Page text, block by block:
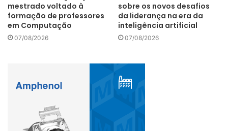
mestrado voltado à
formação de professores
em Computação
07/08/2026
sobre os novos desafios
da liderança na era da
inteligência artificial
07/08/2026